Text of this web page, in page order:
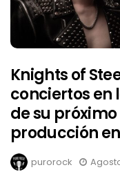
Knights of
conciertos en
de su
producción
purorock